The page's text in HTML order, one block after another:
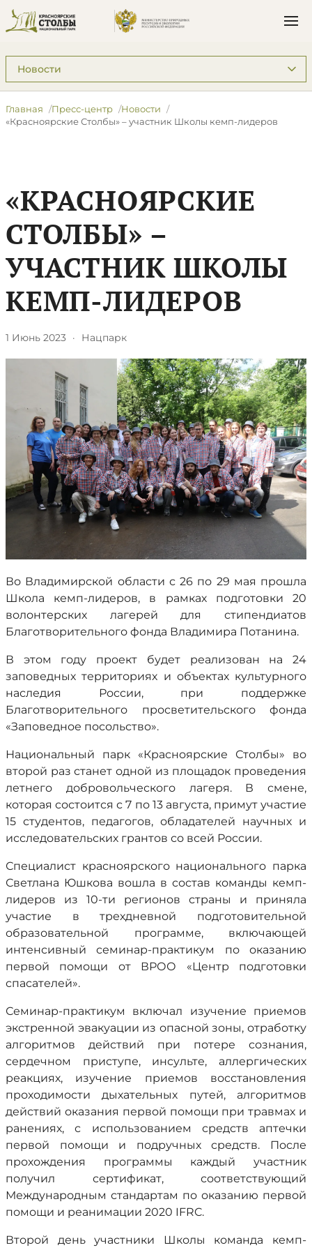
Подразделы: Пресс-центр
Главная Пресс-центр
Новости
​«Красноярские Столбы» – участник Школы кемп-лидеров
​«КРАСНОЯРСКИЕ
СТОЛБЫ» –
УЧАСТНИК ШКОЛЫ
КЕМП-ЛИДЕРОВ
1 Июнь 2023 · Нацпарк
Во Владимирской области с 26 по 29 мая прошла
Школа кемп-лидеров, в рамках подготовки 20
волонтерских лагерей для стипендиатов
Благотворительного фонда Владимира Потанина.
В этом году проект будет реализован на 24
заповедных территориях и объектах культурного
наследия России, при поддержке
Благотворительного просветительского фонда
«Заповедное посольство».
Национальный парк «Красноярские Столбы» во
второй раз станет одной из площадок проведения
летнего добровольческого лагеря. В смене,
которая состоится с 7 по 13 августа, примут участие
15 студентов, педагогов, обладателей научных и
исследовательских грантов со всей России.
Специалист красноярского национального парка
Светлана Юшкова вошла в состав команды кемп-
лидеров из 10-ти регионов страны и приняла
участие в трехдневной подготовительной
образовательной программе, включающей
интенсивный семинар-практикум по оказанию
первой помощи от ВРОО «Центр подготовки
спасателей».
Семинар-практикум включал изучение приемов
экстренной эвакуации из опасной зоны, отработку
алгоритмов действий при потере сознания,
сердечном приступе, инсульте, аллергических
реакциях, изучение приемов восстановления
проходимости дыхательных путей, алгоритмов
действий оказания первой помощи при травмах и
ранениях, с использованием средств аптечки
первой помощи и подручных средств. После
прохождения программы каждый участник
получил сертификат, соответствующий
Международным стандартам по оказанию первой
помощи и реанимации 2020 IFRC.
Второй день участники Школы команда кемп-